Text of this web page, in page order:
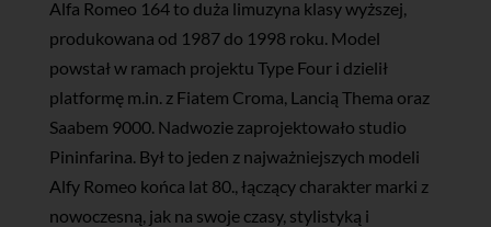
Alfa Romeo 164 to duża limuzyna klasy wyższej,
produkowana od 1987 do 1998 roku. Model
powstał w ramach projektu Type Four i dzielił
platformę m.in. z Fiatem Croma, Lancią Thema oraz
Saabem 9000. Nadwozie zaprojektowało studio
Pininfarina. Był to jeden z najważniejszych modeli
Alfy Romeo końca lat 80., łączący charakter marki z
nowoczesną, jak na swoje czasy, stylistyką i